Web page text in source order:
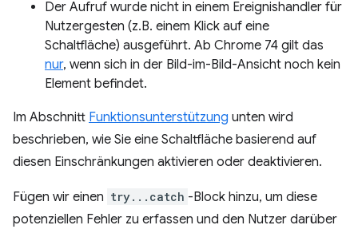
Der Aufruf wurde nicht in einem Ereignishandler für
Nutzergesten (z.B. einem Klick auf eine
Schaltfläche) ausgeführt. Ab Chrome 74 gilt das
nur, wenn sich in der Bild-im-Bild-Ansicht noch kein
Element befindet.
Im Abschnitt Funktionsunterstützung unten wird
beschrieben, wie Sie eine Schaltfläche basierend auf
diesen Einschränkungen aktivieren oder deaktivieren.
Fügen wir einen try...catch -Block hinzu, um diese
potenziellen Fehler zu erfassen und den Nutzer darüber